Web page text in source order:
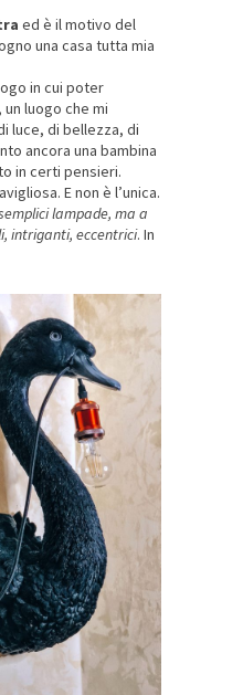
ed è il motivo del
una casa tutta mia
in cui poter
luogo che mi
luce, di bellezza, di
ancora una bambina
in certi pensieri.
E non è l’unica.
lampade, ma a
intriganti, eccentrici. In